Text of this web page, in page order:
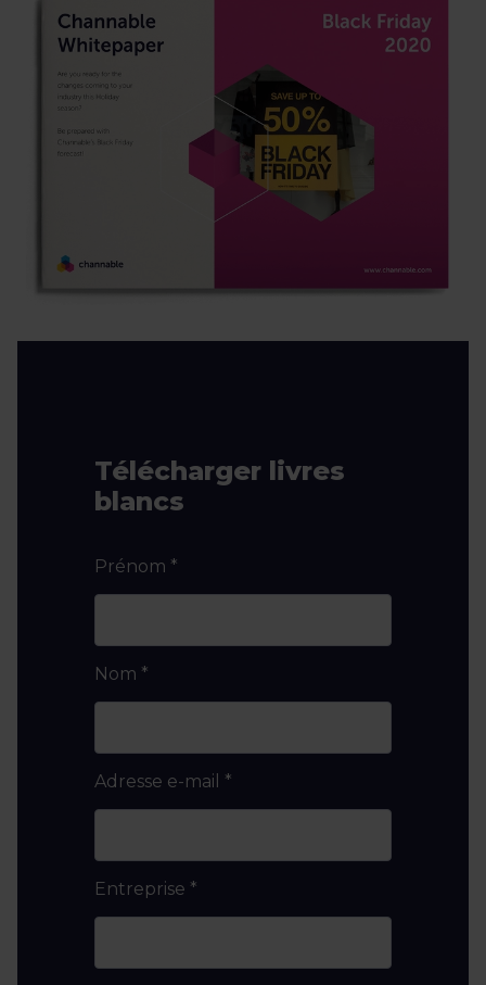
Télécharger livres
blancs
Prénom *
Nom *
Adresse e-mail *
Entreprise *